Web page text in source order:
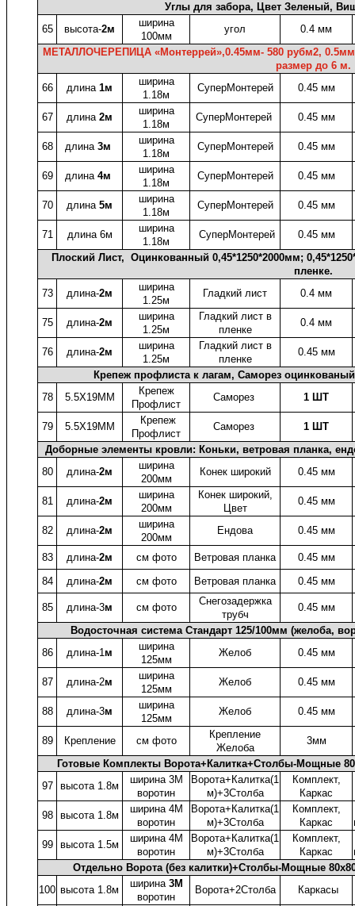
Углы для забора, Цвет Зеленый,
65
высота-2м
ширина
100мм
угол
0.4 мм
МЕТАЛЛОЧЕРЕПИЦА «Монтеррей»,0.45мм- 580 рубм2,
размер до 6 м.
66
длина 1м
ширина
1.18м
СуперМонтерей 0.45 мм
67 длина 2м
ширина
1.18м
СуперМонтерей 0.45 мм
68 длина 3м
ширина
1.18м
СуперМонтерей 0.45 мм
69 длина 4м
ширина
1.18м
СуперМонтерей 0.45 мм
70 длина 5м
ширина
1.18м
СуперМонтерей 0.45 мм
71 длина 6м
ширина
1.18м
СуперМонтерей
0.45 мм
Плоский Лист, Оцинкованный 0,45*1250*2000мм;
пленке.
73
длина-2м
ширина
1.25м
Гладкий лист 0.4 мм
75 длина-2м
ширина
1.25м
Гладкий лист в
пленке
0.4 мм
76 длина-2м
ширина
1.25м
Гладкий лист в
пленке
0.45 мм
Крепеж профлиста к лагам, Саморез
78
5.5X19ММ
Крепеж
Профлист
Саморез 1 ШТ
79 5.5X19ММ
Крепеж
Профлист
Саморез
1 ШТ
Доборные элементы кровли: Коньки, ветровая планка,
80
длина-2м
ширина
200мм
Конек широкий 0.45 мм
81 длина-2м
ширина
200мм
Конек широкий,
Цвет
0.45 мм
82 длина-2м
ширина
200мм
Ендова 0.45 мм
83 длина-2м см фото Ветровая планка
0.45 мм
84
длина-2м см фото Ветровая планка 0.45 мм
85 длина-3м см фото
Снегозадержка
трубч
0.45 мм
Водосточная система Стандарт 125/100мм (желоба,
86
длина-1м
ширина
125мм
Желоб 0.45 мм
87 длина-2м
ширина
125мм
Желоб 0.45 мм
88 длина-3м
ширина
125мм
Желоб 0.45 мм
89 Крепление см фото
Крепление
Желоба
3мм
Готовые Комплекты Ворота+Калитка+Столбы-Мощные
97
высота 1.8м
ширина 3М
воротин
Ворота+Калитка(1
м)+3Столба
Комплект,
Каркас
98
высота 1.8м
ширина 4М
воротин
Ворота+Калитка(1
м)+3Столба
Комплект,
Каркас
99
высота 1.5м
ширина 4М
воротин
Ворота+Калитка(1
м)+3Столба
Комплект,
Каркас
Отдельно Ворота (без калитки)+Столбы-Мощные
100 высота 1.8м
ширина 3М
воротин
Ворота+2Столба Каркасы